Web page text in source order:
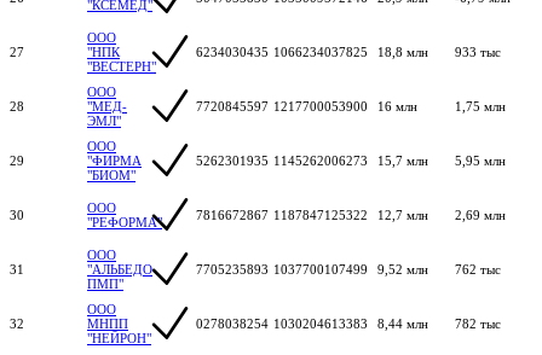
"КСЕМЕД"
27
ООО
"НПК
"ВЕСТЕРН"
6234030435 1066234037825 18,8 млн 933 тыс
28
ООО
"МЕД-
ЭМЛ"
7720845597 1217700053900 16 млн 1,75 млн
29
ООО
"ФИРМА
"БИОМ"
5262301935 1145262006273 15,7 млн 5,95 млн
30
ООО
"РЕФОРМА"
7816672867 1187847125322 12,7 млн 2,69 млн
31
ООО
"АЛЬБЕДО
ПМП"
7705235893 1037700107499 9,52 млн 762 тыс
32
ООО
МНПП
"НЕЙРОН"
0278038254 1030204613383 8,44 млн 782 тыс